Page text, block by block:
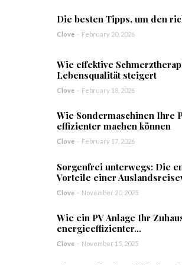
Die besten Tipps, um den
Clove - February 20, 2026
Wie effektive
Lebensqualität steigert
Clove - February 18, 2026
Wie Sondermaschinen Ihre
effizienter machen können
Clove - February 17, 2026
Sorgenfrei unterwegs: Die
Vorteile einer
Clove - November 20, 2025
Wie ein PV Anlage Ihr
energieeffizienter...
Clove - November 15, 2025